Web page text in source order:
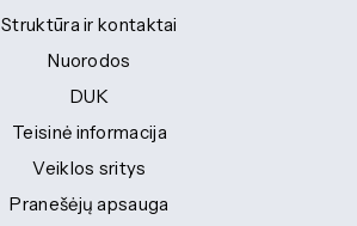
Struktūra ir kontaktai
Nuorodos
DUK
Teisinė informacija
Veiklos sritys
Pranešėjų apsauga